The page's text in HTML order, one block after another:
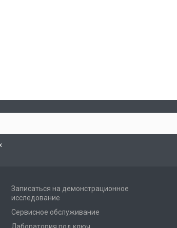
Записаться на демонстрационное
исследование
Сервисное обслуживание